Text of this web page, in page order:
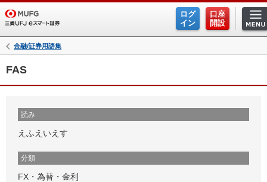
ログ
イン
口座
開設
金融/証券用語集
FAS
読み
えふえいえす
分類
FX・為替・金利